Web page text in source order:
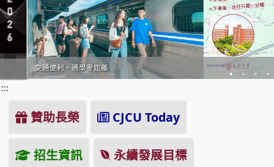
交通便利・通學零距離
:::
贊助長榮 CJCU Today
招生資訊 永續發展目標